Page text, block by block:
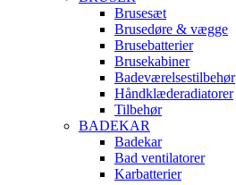
Brusesæt
Brusedøre & vægge
Brusebatterier
Brusekabiner
Badeværelsestilbehør
Håndklæderadiatorer
Tilbehør
BADEKAR
Badekar
Bad ventilatorer
Karbatterier